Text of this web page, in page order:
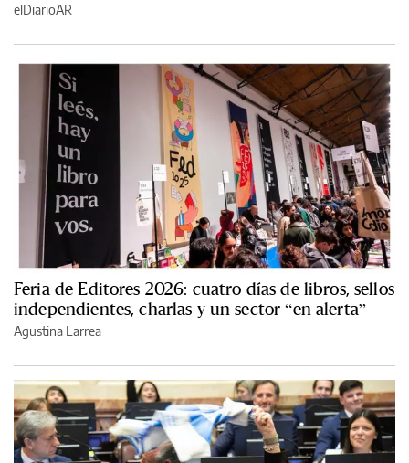
elDiarioAR
Feria de Editores 2026: cuatro días de libros, sellos
independientes, charlas y un sector “en alerta”
Agustina Larrea